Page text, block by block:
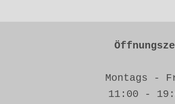
Montags -
11:00 -